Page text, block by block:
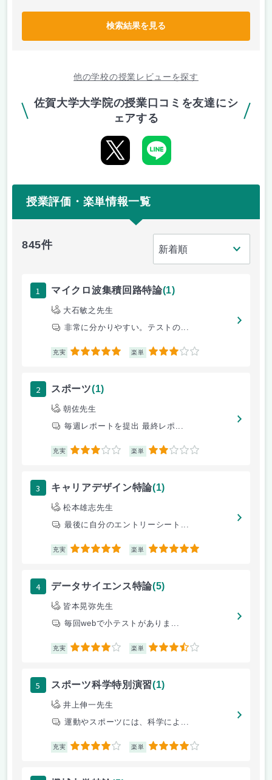
検索結果を見る
他の学校の授業レビューを探す
佐賀大学大学院の授業口コミを友達にシ
ェアする
授業評価・楽単情報一覧
845件
1 マイクロ波集積回路特論(1)
大石敏之先生
非常に分かりやすい。テストの...
充実 5 楽単 3
2 スポーツ(1)
朝佐先生
毎週レポートを提出 最終レポ...
充実 3 楽単 2
3 キャリアデザイン特論(1)
松本雄志先生
最後に自分のエントリーシート...
充実 5 楽単 5
4 データサイエンス特論(5)
皆本晃弥先生
毎回webで小テストがありま...
充実 4 楽単 3.5
5 スポーツ科学特別演習(1)
井上伸一先生
運動やスポーツには、科学によ...
充実 4 楽単 4